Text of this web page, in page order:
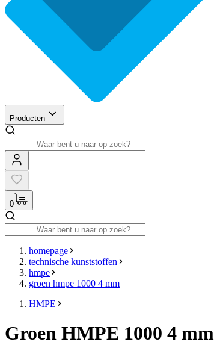
Producten
0
homepage
technische kunststoffen
hmpe
groen hmpe 1000 4 mm
HMPE
Groen HMPE 1000 4 mm